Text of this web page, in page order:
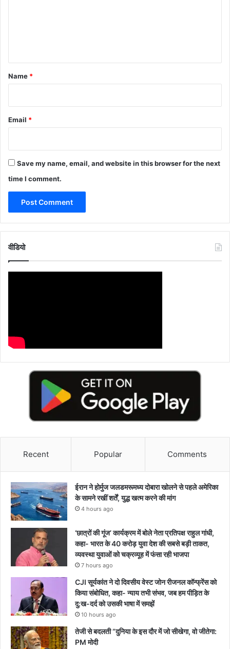
*
Name *
Email *
Save my name, email, and website in this browser for the next
time I comment.
वीडियो
Recent Popular Comments
ईरान ने होर्मुज जलडमरूमध्य दोबारा खोलने से पहले अमेरिका
के सामने रखीं शर्तें, युद्ध खत्म करने की मांग
4 hours ago
‘छात्रों की गूंज’ कार्यक्रम में बोले नेता प्रतिपक्ष राहुल गांधी,
कहा- भारत के 40 करोड़ युवा देश की सबसे बड़ी ताकत,
व्यवस्था युवाओं को चक्रव्यूह में फंसा रही भाजपा
7 hours ago
CJI सूर्यकांत ने दो दिवसीय वेस्ट जोन रीजनल कॉन्फ्रेंस को
किया संबोधित, कहा- न्याय तभी संभव, जब हम पीड़ित के
दु:ख-दर्द को उसकी भाषा में समझें
10 hours ago
तेजी से बदलती “दुनिया के इस दौर में जो सीखेगा, वो जीतेगा:
PM मोदी